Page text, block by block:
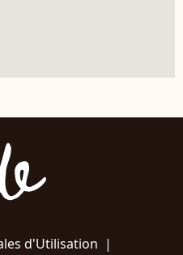
d'Utilisation |